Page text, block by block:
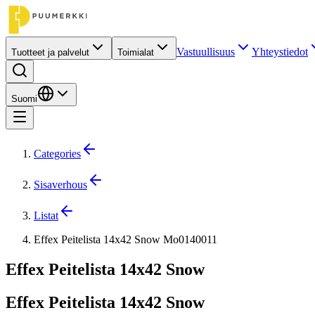
Tuotteet ja palvelut Toimialat Vastuullisuus Yhteystiedot
Suomi
Categories
Sisaverhous
Listat
Effex Peitelista 14x42 Snow Mo0140011
Effex Peitelista 14x42 Snow
Effex Peitelista 14x42 Snow